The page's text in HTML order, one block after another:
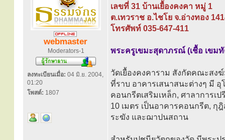
webmaster
Moderators-1
ลงทะเบียนเมื่อ: 04 มิ.ย. 2004,
01:20
โพสต์: 1807
เลขที่ 31 บ้านเยื้องคงคา หมู่ 1
ต.เทวราช อ.ไชโย จ.อ่างทอง
โทรศัพท์ 035-647-411
พระครูเขมะสุดาภรณ์ (เชื้อ เขมทั
วัดเยื้องคงคาราม สังกัดคณะสง
ที่ราบ อาคารเสนาสนะต่างๆ มี อุ
คอนกรีตเสริมเหล็ก, ศาลาการเป
10 เมตร เป็นอาคารคอนกรีต,
ระฆัง และฌาปนสถาน